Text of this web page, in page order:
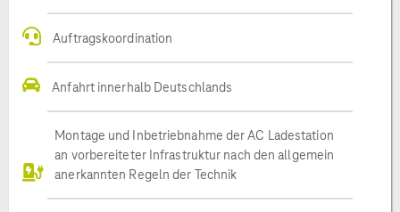
Auftragskoordination
Anfahrt innerhalb Deutschlands
Montage und Inbetriebnahme der AC Ladestation
an vorbereiteter Infrastruktur nach den allgemein
anerkannten Regeln der Technik